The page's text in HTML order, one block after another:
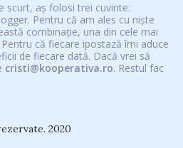
scurt, aș folosi trei cuvinte:
Pentru că am ales cu niște
combinație, una din cele mai
că fiecare ipostază îmi aduce
de fiecare dată. Dacă vrei să
cristi@kooperativa.ro. Restul fac
2020